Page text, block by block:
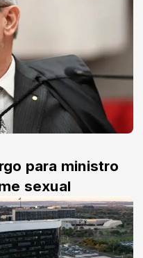
para ministro
sexual